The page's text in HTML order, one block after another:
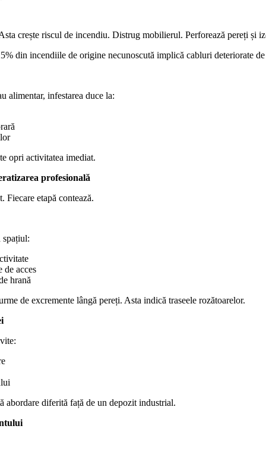
crește riscul de incendiu. Distrug mobilierul. Perforează pereți și
din incendiile de origine necunoscută implică cabluri deteriorate
alimentar, infestarea duce la:
opri activitatea imediat.
profesională
Fiecare etapă contează.
spațiul:
de acces
hrană
de excremente lângă pereți. Asta indică traseele rozătoarelor.
abordare diferită față de un depozit industrial.